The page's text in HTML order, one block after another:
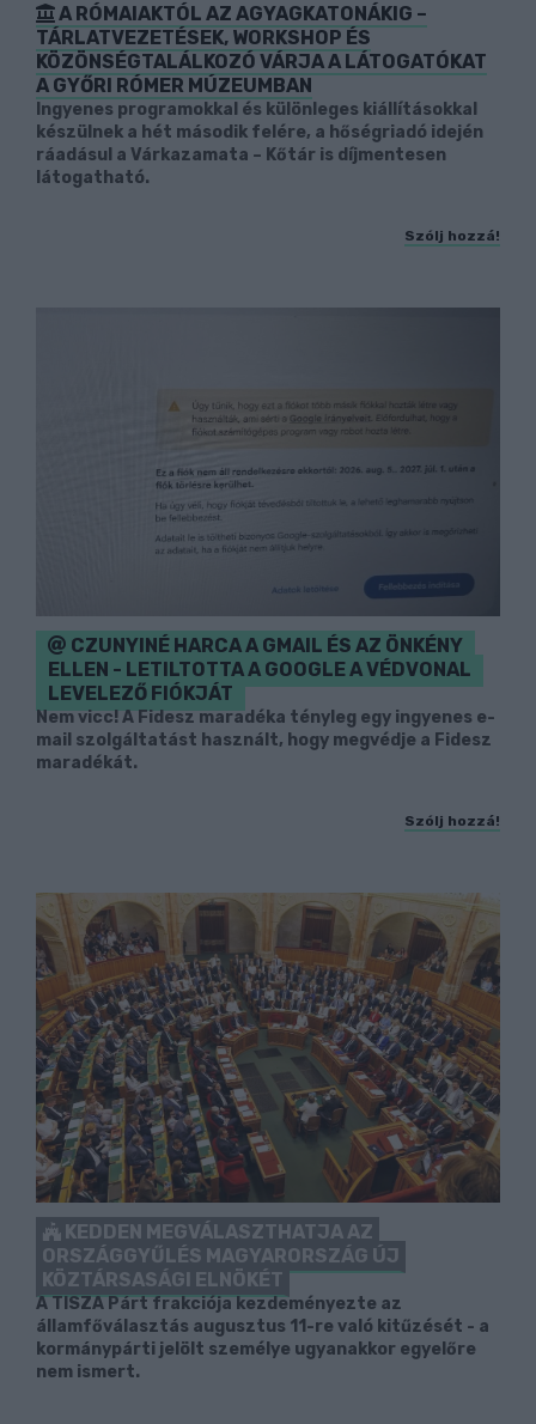
A RÓMAIAKTÓL AZ AGYAGKATONÁKIG –
TÁRLATVEZETÉSEK, WORKSHOP ÉS
KÖZÖNSÉGTALÁLKOZÓ VÁRJA A LÁTOGATÓKAT
A GYŐRI RÓMER MÚZEUMBAN
Ingyenes programokkal és különleges kiállításokkal
készülnek a hét második felére, a hőségriadó idején
ráadásul a Várkazamata – Kőtár is díjmentesen
látogatható.
Szólj hozzá!
CZUNYINÉ HARCA A GMAIL ÉS AZ ÖNKÉNY
ELLEN - LETILTOTTA A GOOGLE A VÉDVONAL
LEVELEZŐ FIÓKJÁT
Nem vicc! A Fidesz maradéka tényleg egy ingyenes e-
mail szolgáltatást használt, hogy megvédje a Fidesz
maradékát.
Szólj hozzá!
KEDDEN MEGVÁLASZTHATJA AZ
ORSZÁGGYŰLÉS MAGYARORSZÁG ÚJ
KÖZTÁRSASÁGI ELNÖKÉT
A TISZA Párt frakciója kezdeményezte az
államfőválasztás augusztus 11-re való kitűzését - a
kormánypárti jelölt személye ugyanakkor egyelőre
nem ismert.